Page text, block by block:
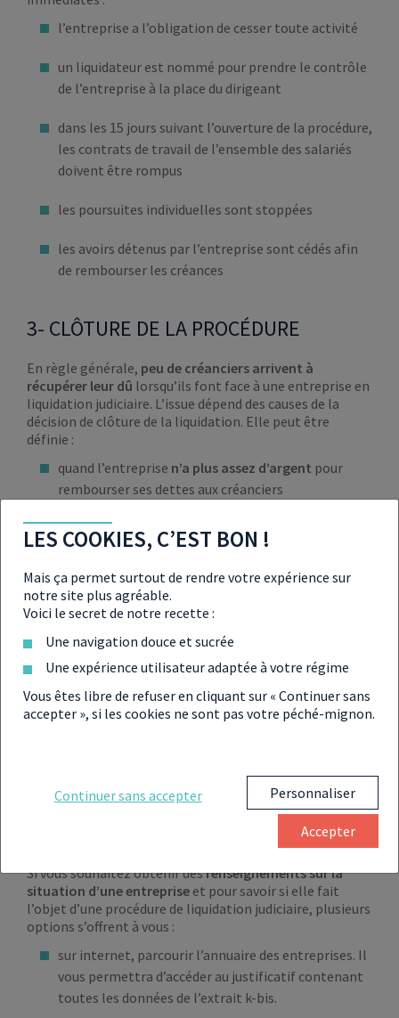
l’entreprise a l’obligation de cesser toute activité
un liquidateur est nommé pour prendre le contrôle
de l’entreprise à la place du dirigeant
dans les 15 jours suivant l’ouverture de la procédure,
les contrats de travail de l’ensemble des salariés
doivent être rompus
les poursuites individuelles sont stoppées
les avoirs détenus par l’entreprise sont cédés afin
de rembourser les créances
3- CLÔTURE DE LA PROCÉDURE
En règle générale, peu de créanciers arrivent à
récupérer leur dû lorsqu’ils font face à une entreprise en
liquidation judiciaire. L’issue dépend des causes de la
décision de clôture de la liquidation. Elle peut être
définie :
quand l’entreprise n’a plus assez d’argent pour
rembourser ses dettes aux créanciers
quand l’ensemble des créanciers a été remboursé et
qu’il reste un «boni de liquidation» à partager
entre les associés de l’entreprise
quelques mois à plusieurs années
taille, l’activité de la société.
PROCÉDURE DE LIQUIDATION
EST OUVERTE ?
Si vous souhaitez obtenir desrenseignements sur la
situation d’une entreprise et pour savoir si elle fait
l’objet d’une procédure de liquidation judiciaire, plusieurs
options s’offrent à vous :
sur internet, parcourir l’annuaire des entreprises. Il
vous permettra d’accéder au justificatif contenant
toutes les données de l’extrait k-bis.
LES COOKIES, C’EST BON !
Mais ça permet surtout de rendre votre expérience sur
notre site plus agréable.
Voici le secret de notre recette :
Une navigation douce et sucrée
Une expérience utilisateur adaptée à votre régime
Vous êtes libre de refuser en cliquant sur « Continuer sans
accepter », si les cookies ne sont pas votre péché-mignon.
Continuer sans accepter Personnaliser
Accepter